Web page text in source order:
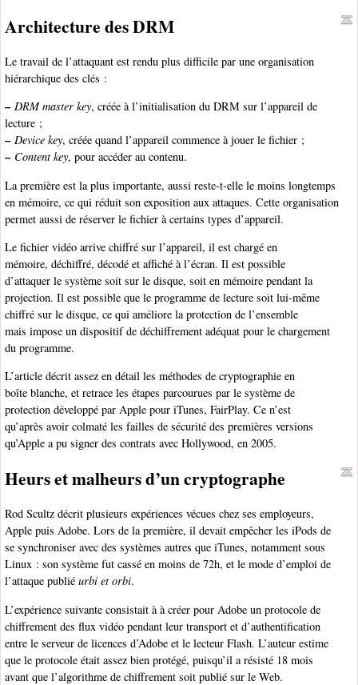
Architecture des DRM
Le travail de l’attaquant est rendu plus difficile par une organisation
hiérarchique des clés :
– DRM master key, créée à l’initialisation du DRM sur l’appareil de
lecture ;
– Device key, créée quand l’appareil commence à jouer le fichier ;
– Content key, pour accéder au contenu.
La première est la plus importante, aussi reste-t-elle le moins longtemps
en mémoire, ce qui réduit son exposition aux attaques. Cette organisation
permet aussi de réserver le fichier à certains types d’appareil.
Le fichier vidéo arrive chiffré sur l’appareil, il est chargé en
mémoire, déchiffré, décodé et affiché à l’écran. Il est possible
d’attaquer le système soit sur le disque, soit en mémoire pendant la
projection. Il est possible que le programme de lecture soit lui-même
chiffré sur le disque, ce qui améliore la protection de l’ensemble
mais impose un dispositif de déchiffrement adéquat pour le chargement
du programme.
L’article décrit assez en détail les méthodes de cryptographie en
boîte blanche, et retrace les étapes parcourues par le système de
protection développé par Apple pour iTunes, FairPlay. Ce n’est
qu’après avoir colmaté les failles de sécurité des premières versions
qu’Apple a pu signer des contrats avec Hollywood, en 2005.
Heurs et malheurs d’un cryptographe
Rod Scultz décrit plusieurs expériences vécues chez ses employeurs,
Apple puis Adobe. Lors de la première, il devait empêcher les iPods de
se synchroniser avec des systèmes autres que iTunes, notamment sous
Linux : son système fut cassé en moins de 72h, et le mode d’emploi de
l’attaque publié urbi et orbi.
L’expérience suivante consistait à à créer pour Adobe un protocole de
chiffrement des flux vidéo pendant leur transport et d’authentification
entre le serveur de licences d’Adobe et le lecteur Flash. L’auteur estime
que le protocole était assez bien protégé, puisqu’il a résisté 18 mois
avant que l’algorithme de chiffrement soit publié sur le Web.